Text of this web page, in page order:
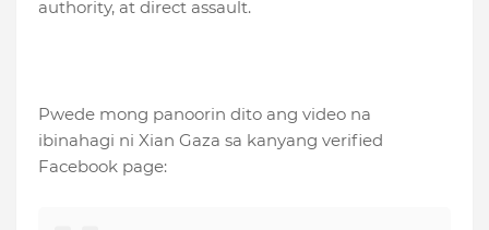
authority, at direct assault.
Pwede mong panoorin dito ang video na
ibinahagi ni Xian Gaza sa kanyang verified
Facebook page: